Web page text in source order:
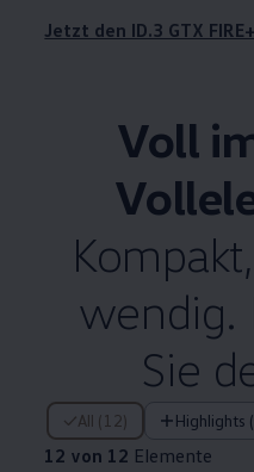
Jetzt den ID.3 GTX
Voll
wendig.
Sie
All (12) Highlights
12 von 12 Elemente
12 von 12 Elemente